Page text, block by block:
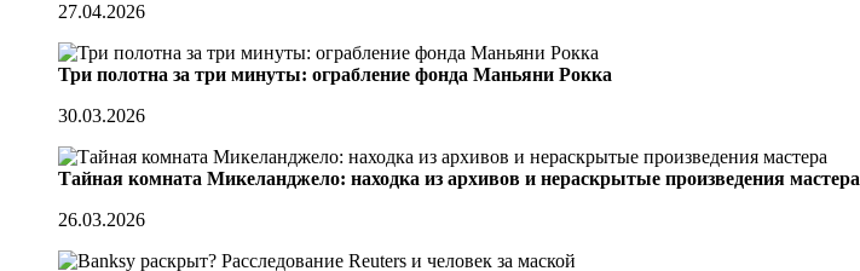
27.04.2026
Три полотна за три минуты: ограбление фонда Маньяни Рокка
30.03.2026
Тайная комната Микеланджело: находка из архивов и нераскрытые произведения мастера
26.03.2026